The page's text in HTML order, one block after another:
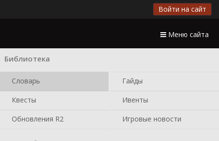
Войти на сайт
Меню сайта
Библиотека
Словарь Гайды
Квесты Ивенты
Обновления R2 Игровые новости